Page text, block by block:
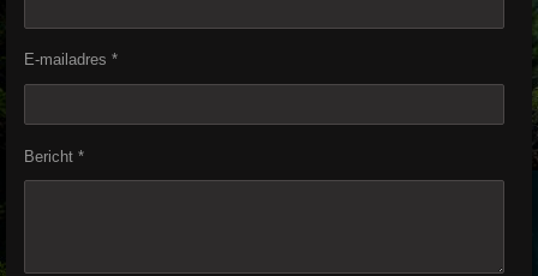
E-mailadres *
Bericht *